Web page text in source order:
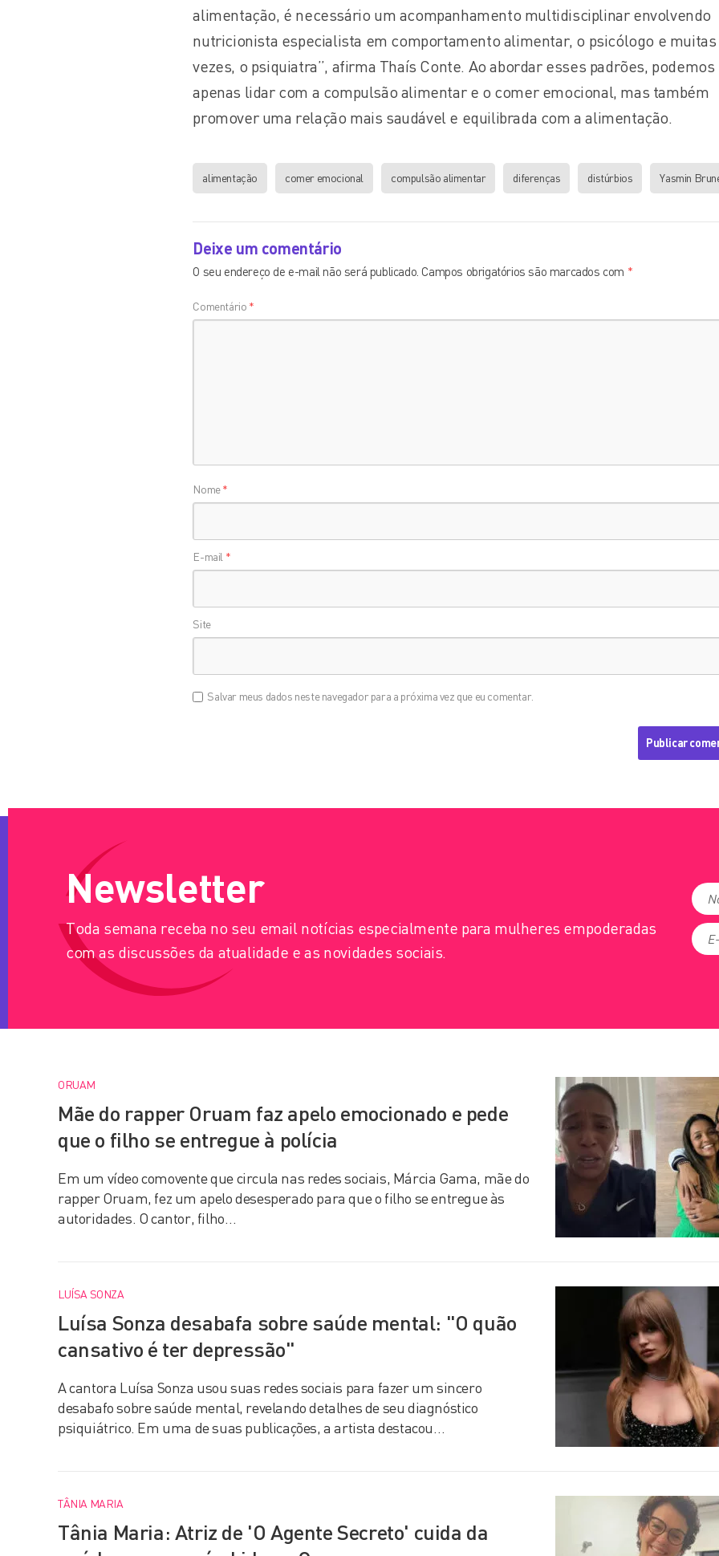
alimentação, é necessário um acompanhamento multidisciplinar envolvendo
nutricionista especialista em comportamento alimentar, o psicólogo e muitas
vezes, o psiquiatra”, afirma Thaís Conte. Ao abordar esses padrões, podemos
apenas lidar com a compulsão alimentar e o comer emocional, mas também
promover uma relação mais saudável e equilibrada com a alimentação.
alimentação comer emocional compulsão alimentar diferenças distúrbios Yasmin
Deixe um comentário
O seu endereço de e-mail não será publicado. Campos obrigatórios são marcados com *
Comentário *
Nome*
E-mail *
Site
Salvar meus dados neste navegador para a próxima vez que eu comentar.
Newsletter
Toda semana receba no seu email notícias especialmente para mulheres empoderadas
com as discussões da atualidade e as novidades sociais.
ORUAM
Mãe do rapper Oruam faz apelo emocionado e pede
que o filho se entregue à polícia
Em um vídeo comovente que circula nas redes sociais, Márcia Gama, mãe do
rapper Oruam, fez um apelo desesperado para que o filho se entregue às
autoridades. O cantor, filho…
LUÍSA SONZA
Luísa Sonza desabafa sobre saúde mental: "O quão
cansativo é ter depressão"
A cantora Luísa Sonza usou suas redes sociais para fazer um sincero
desabafo sobre saúde mental, revelando detalhes de seu diagnóstico
psiquiátrico. Em uma de suas publicações, a artista destacou…
TÂNIA MARIA
Tânia Maria: Atriz de 'O Agente Secreto' cuida da